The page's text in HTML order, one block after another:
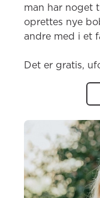
man har noget
oprettes nye
andre med i et
Det er gratis,